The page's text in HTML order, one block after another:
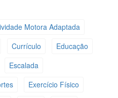
Motora Adaptada
Currículo
Educação
Escalada
Exercício Físico